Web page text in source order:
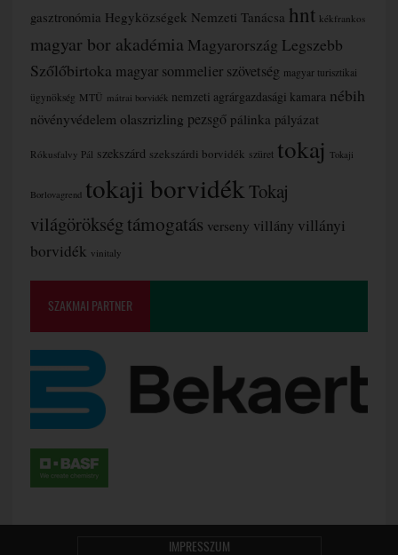
gasztronómia Hegyközségek Nemzeti Tanácsa hnt kékfrankos
magyar bor akadémia Magyarország Legszebb
Szőlőbirtoka magyar sommelier szövetség magyar turisztikai
ügynökség MTÜ mátrai borvidék nemzeti agrárgazdasági kamara nébih
növényvédelem olaszrizling pezsgő pálinka pályázat
Rókusfalvy Pál szekszárd szekszárdi borvidék szüret tokaj Tokaji
Borlovagrend tokaji borvidékTokaj
világörökségtámogatás verseny villány villányi
borvidék vinitaly
SZAKMAI PARTNER
IMPRESSZUM